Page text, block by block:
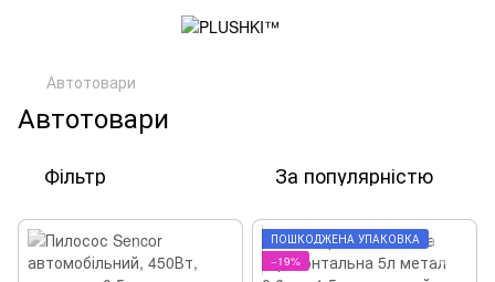
Автотовари
Автотовари
Фільтр За популярністю
ПОШКОДЖЕНА УПАКОВКА
−19%